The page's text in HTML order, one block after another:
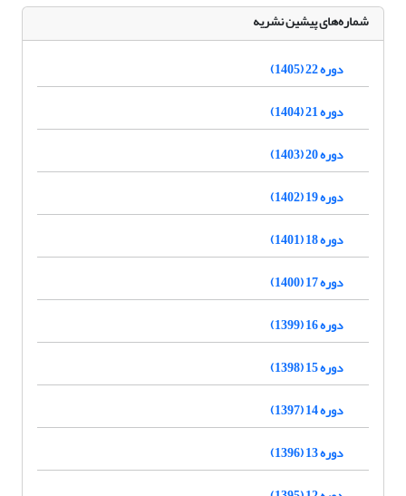
شماره‌های پیشین نشریه
دوره 22 (1405)
دوره 21 (1404)
دوره 20 (1403)
دوره 19 (1402)
دوره 18 (1401)
دوره 17 (1400)
دوره 16 (1399)
دوره 15 (1398)
دوره 14 (1397)
دوره 13 (1396)